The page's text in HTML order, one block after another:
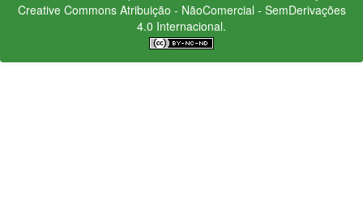
Creative CommonsAtribuição - NãoComercial - SemDerivações
4.0 Internacional.